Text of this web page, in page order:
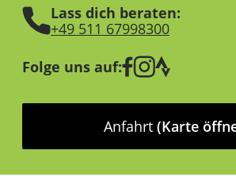
Lass dich beraten:
+49 511 67998300
Folge uns auf:
Anfahrt (Karte